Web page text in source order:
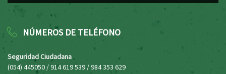
NÚMEROS DE TELÉFONO
Seguridad Ciudadana
(054) 445050 / 914 619 539 / 984 353 629